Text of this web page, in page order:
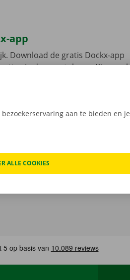
app
Download de gratis Dockx-app
via de smartphone. Kies snel
naar keuze.
aan te bieden en je
ALLE COOKIES